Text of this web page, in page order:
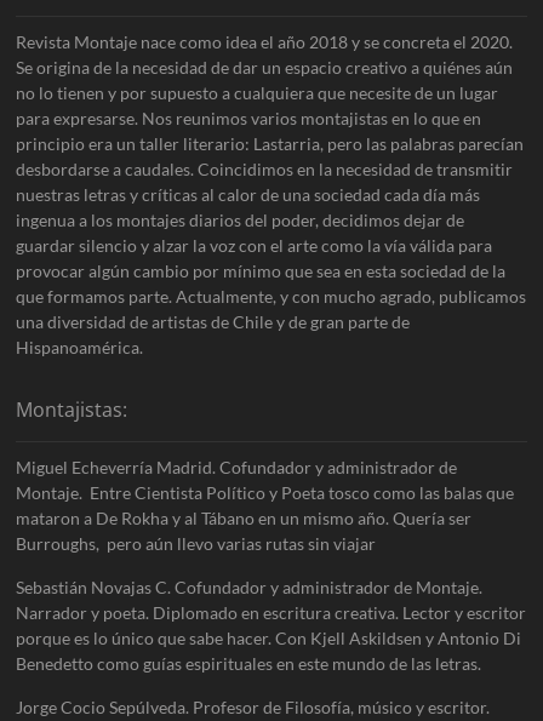
Revista Montaje nace como idea el año 2018 y se concreta el 2020.
Se origina de la necesidad de dar un espacio creativo a quiénes aún
no lo tienen y por supuesto a cualquiera que necesite de un lugar
para expresarse. Nos reunimos varios montajistas en lo que en
principio era un taller literario: Lastarria, pero las palabras parecían
desbordarse a caudales. Coincidimos en la necesidad de transmitir
nuestras letras y críticas al calor de una sociedad cada día más
ingenua a los montajes diarios del poder, decidimos dejar de
guardar silencio y alzar la voz con el arte como la vía válida para
provocar algún cambio por mínimo que sea en esta sociedad de la
que formamos parte. Actualmente, y con mucho agrado, publicamos
una diversidad de artistas de Chile y de gran parte de
Hispanoamérica.
Montajistas:
Miguel Echeverría Madrid. Cofundador y administrador de
Montaje. Entre Cientista Político y Poeta tosco como las balas que
mataron a De Rokha y al Tábano en un mismo año. Quería ser
Burroughs, pero aún llevo varias rutas sin viajar
Sebastián Novajas C. Cofundador y administrador de Montaje.
Narrador y poeta. Diplomado en escritura creativa. Lector y escritor
porque es lo único que sabe hacer. Con Kjell Askildsen y Antonio Di
Benedetto como guías espirituales en este mundo de las letras.
Jorge Cocio Sepúlveda. Profesor de Filosofía, músico y escritor.